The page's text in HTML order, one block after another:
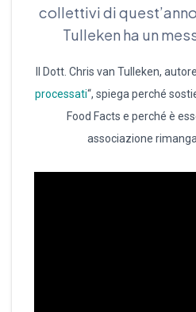
collettivi di
Tulleken ha un
Il Dott. Chris van Tulleken,
processati“, spiega perché
Food Facts e perché è
associazione